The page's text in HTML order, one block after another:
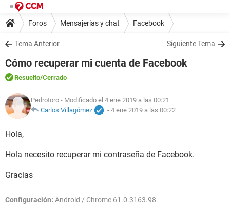
Foros Mensajerías y chat Facebook
Tema Anterior Siguiente Tema
Cómo recuperar mi cuenta de Facebook
Resuelto/Cerrado
Pedrotoro - Modificado el 4 ene 2019 a las 00:21
Carlos Villagómez
- 4 ene 2019 a las 00:22
Hola,
Hola necesito recuperar mi contraseña de Facebook.
Gracias
Configuración: Android / Chrome 61.0.3163.98